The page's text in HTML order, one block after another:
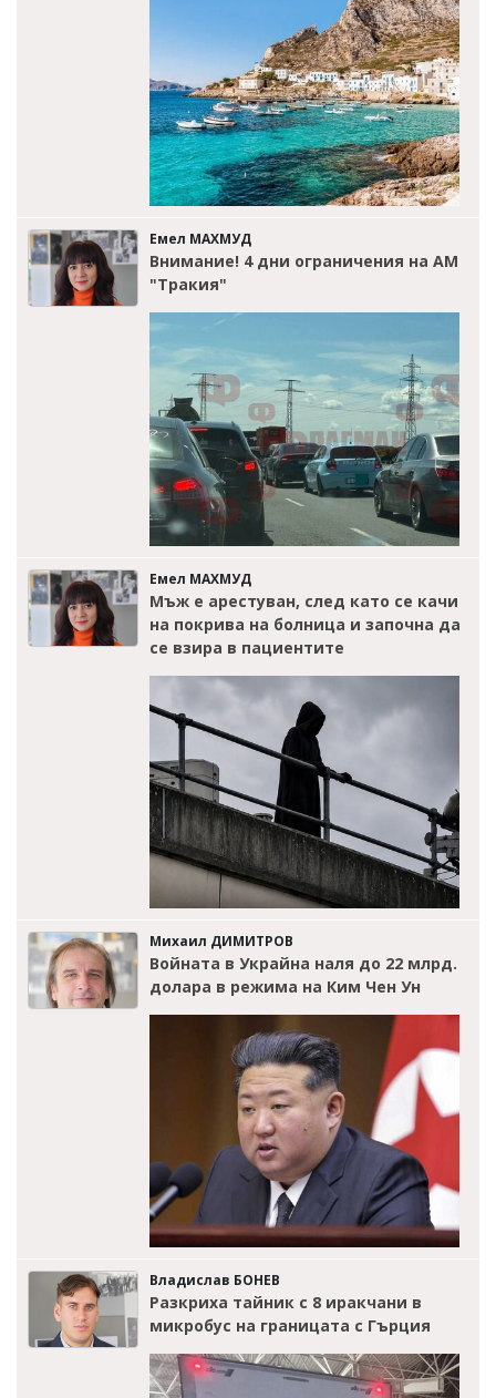
Емел МАХМУД
Внимание! 4 дни ограничения на АМ
"Тракия"
Емел МАХМУД
Мъж е арестуван, след като се качи
на покрива на болница и започна да
се взира в пациентите
Михаил ДИМИТРОВ
Войната в Украйна наля до 22 млрд.
долара в режима на Ким Чен Ун
Владислав БОНЕВ
Разкриха тайник с 8 иракчани в
микробус на границата с Гърция